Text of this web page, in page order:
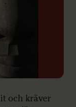
och kräver